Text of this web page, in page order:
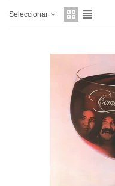
Seleccionar